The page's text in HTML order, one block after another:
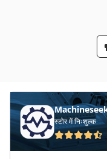
स्टोर में निःशुल्क